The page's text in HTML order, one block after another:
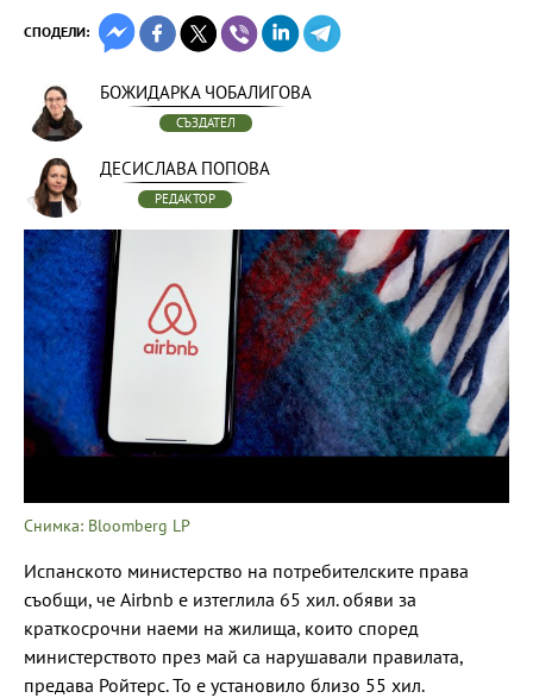
СПОДЕЛИ:
БОЖИДАРКА ЧОБАЛИГОВА
СЪЗДАТЕЛ
ДЕСИСЛАВА ПОПОВА
РЕДАКТОР
Снимка: Bloomberg LP
Испанското министерство на потребителските права
съобщи, че Airbnb е изтеглила 65 хил. обяви за
краткосрочни наеми на жилища, които според
министерството през май са нарушавали правилата,
предава Ройтерс. То е установило близо 55 хил.